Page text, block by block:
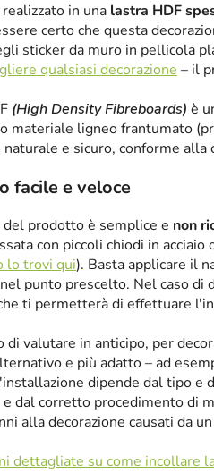
in una lastra HDF
certo che questa
sticker da muro in pellicola
qualsiasi decorazione – il
(High Density Fibreboards) è
materiale ligneo frantumato
e sicuro, conforme alla
facile e veloce
prodotto è semplice e non
con piccoli chiodi in
lo trovi qui). Basta applicare il
punto prescelto. Nel caso di
ti permetterà di effettuare
di valutare in anticipo, per
e più adatto – ad
dipende dal tipo e
dal corretto procedimento di
alla decorazione causati da
dettagliate su come incollare